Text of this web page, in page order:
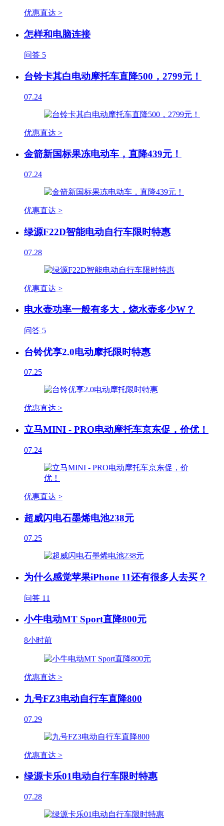
优惠直达 >
怎样和电脑连接
问答 5
台铃卡其白电动摩托车直降500，2799元！
07.24
优惠直达 >
金箭新国标果冻电动车，直降439元！
07.24
优惠直达 >
绿源F22D智能电动自行车限时特惠
07.28
优惠直达 >
电水壶功率一般有多大，烧水壶多少W？
问答 5
台铃优享2.0电动摩托限时特惠
07.25
优惠直达 >
立马MINI - PRO电动摩托车京东促，价优！
07.24
优惠直达 >
超威闪电石墨烯电池238元
07.25
为什么感觉苹果iPhone 11还有很多人去买？
问答 11
小牛电动MT Sport直降800元
8小时前
优惠直达 >
九号FZ3电动自行车直降800
07.29
优惠直达 >
绿源卡乐01电动自行车限时特惠
07.28